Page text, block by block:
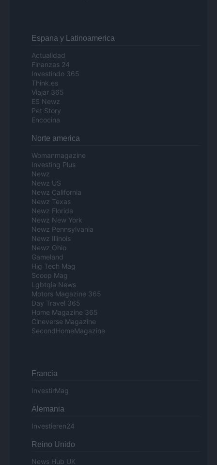
Espana y Latinoamerica
Actualidad
Finanzas 24
Investindo 365
Think.es
Viajar 365
ES Newz
Pet Story
Encocina
Norte america
Womanmagazine
Investing Plus
Newz
Newz US
Newz California
Newz Texas
Newz Florida
Newz New York
Newz Pennsylvania
Newz Illinois
Newz Ohio
Gameland
Hig Tech Mag
Scoop Mag
Lgbtqia News
Motors Magazine 365
Day Travel 365
Home Magazine 365
Cineverse Magazine
SecondHomeMagazine
Francia
InvestirMag
Alemania
Investieren24
Reino Unido
News Hub UK